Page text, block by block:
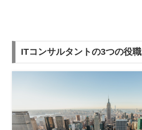
ITコンサルタントの3つの役職